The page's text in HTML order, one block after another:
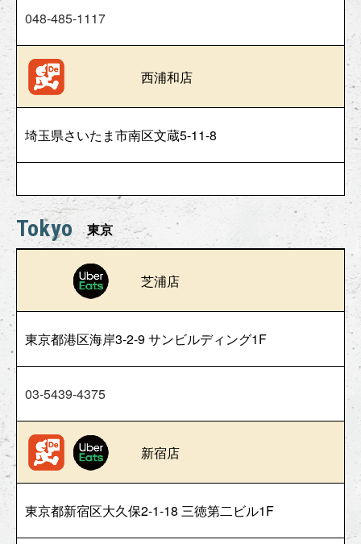
048-485-1117
西浦和店
埼玉県さいたま市南区文蔵5-11-8
Tokyo 東京
芝浦店
東京都港区海岸3-2-9 サンビルディング1F
03-5439-4375
新宿店
東京都新宿区大久保2-1-18 三徳第二ビル1F